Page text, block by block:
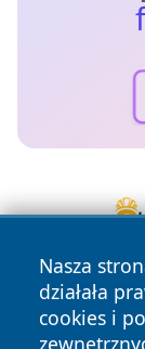
Nasza
działała
cookies i